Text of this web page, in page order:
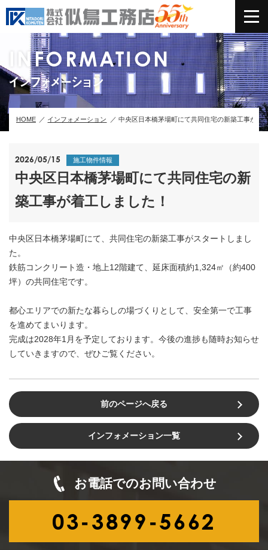
INFORMATION
インフォメーション
HOME インフォメーション 中央区日本橋茅場町にて共同住宅の新築工事が着
2026/05/15 施工物件情報
中央区日本橋茅場町にて共同住宅の新
築工事が着工しました！
中央区日本橋茅場町にて、共同住宅の新築工事がスタートしまし
た。
鉄筋コンクリート造・地上12階建て、延床面積約1,324㎡（約400
坪）の共同住宅です。
都心エリアでの新たな暮らしの場づくりとして、安全第一で工事
を進めてまいります。
完成は2028年1月を予定しております。今後の進捗も随時お知らせ
していきますので、ぜひご覧ください。
前のページへ戻る
インフォメーション一覧
お電話でのお問い合わせ
03-3899-5662